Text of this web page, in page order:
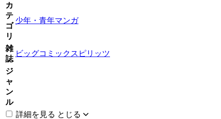
カ
テ
ゴ
リ
少年・青年マンガ
雑
誌
ビッグコミックスピリッツ
ジ
ャ
ン
ル
詳細を見る とじる